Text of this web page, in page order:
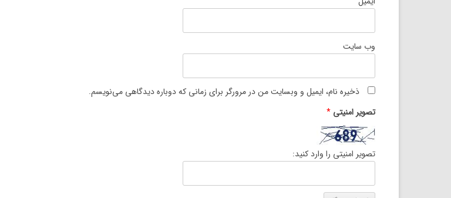
وب‌ سایت
ذخیره نام، ایمیل و وبسایت من در مرورگر برای زمانی که دوباره دیدگاهی می‌نویسم.
تصویر امنیتی *
تصویر امنیتی را وارد کنید: